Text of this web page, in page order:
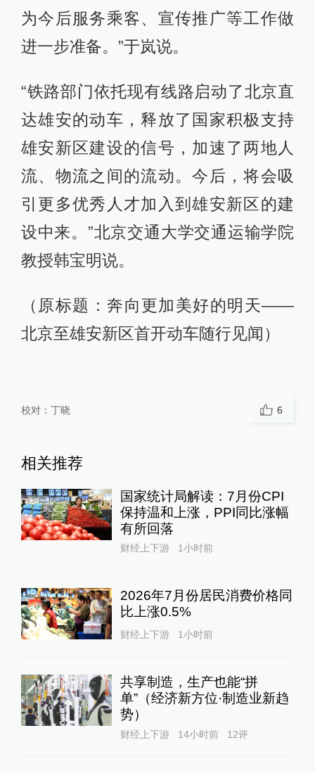
为今后服务乘客、宣传推广等工作做
进一步准备。”于岚说。
“铁路部门依托现有线路启动了北京直
达雄安的动车，释放了国家积极支持
雄安新区建设的信号，加速了两地人
流、物流之间的流动。今后，将会吸
引更多优秀人才加入到雄安新区的建
设中来。”北京交通大学交通运输学院
教授韩宝明说。
（原标题：奔向更加美好的明天——
北京至雄安新区首开动车随行见闻）
校对： 丁晓 6
相关推荐
国家统计局解读：7月份CPI
保持温和上涨，PPI同比涨幅
有所回落
财经上下游 1小时前
2026年7月份居民消费价格同
比上涨0.5%
财经上下游 1小时前
共享制造，生产也能“拼
单”（经济新方位·制造业新趋
势）
财经上下游 14小时前 12评